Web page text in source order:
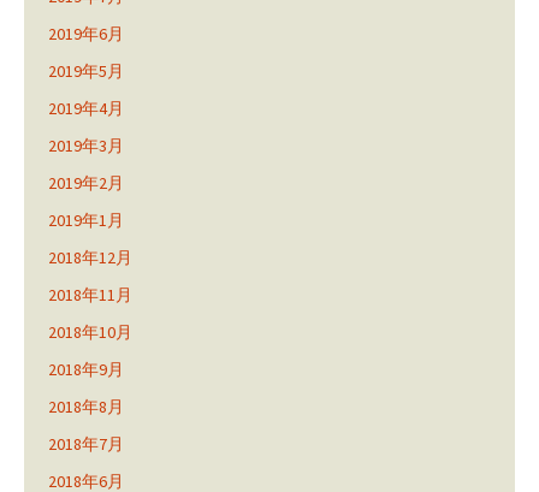
2019年6月
2019年5月
2019年4月
2019年3月
2019年2月
2019年1月
2018年12月
2018年11月
2018年10月
2018年9月
2018年8月
2018年7月
2018年6月